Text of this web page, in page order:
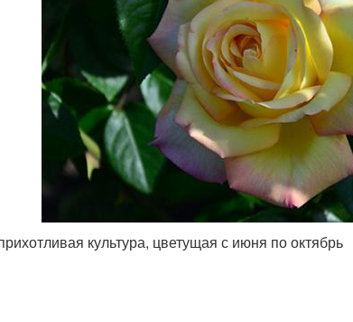
культура, цветущая с июня по октябрь